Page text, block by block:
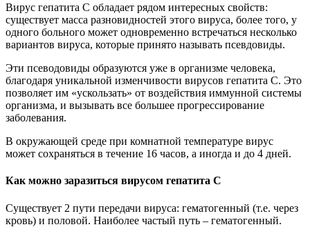
Вирус гепатита С обладает рядом интересных свойств:
существует масса разновидностей этого вируса, более того, у
одного больного может одновременно встречаться несколько
вариантов вируса, которые принято называть псевдовиды.
Эти псеводовиды образуются уже в организме человека,
благодаря уникальной изменчивости вирусов гепатита С. Это
позволяет им «ускользать» от воздействия иммунной системы
организма, и вызывать все большее прогрессирование
заболевания.
В окружающей среде при комнатной температуре вирус
может сохраняться в течение 16 часов, а иногда и до 4 дней.
Как можно заразиться вирусом гепатита С
Существует 2 пути передачи вируса: гематогенный (т.е. через
кровь) и половой. Наиболее частый путь – гематогенный.